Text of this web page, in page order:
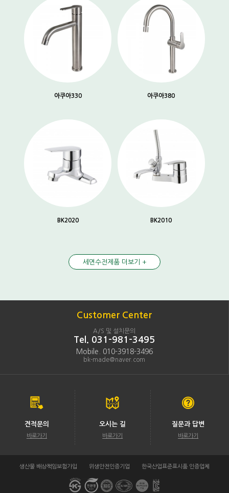
아쿠아330 아쿠아380
BK2020 BK2010
세면수전제품 더보기 +
Customer Center
A/S 및 설치문의
Tel. 031-981-3495
Mobile. 010-3918-3496
bk-made@naver.com
견적문의
바로가기
오시는 길
바로가기
질문과 답변
바로가기
생산물 배상책임보험가입 위생안전인증기업 한국산업표준표시품 인증업체